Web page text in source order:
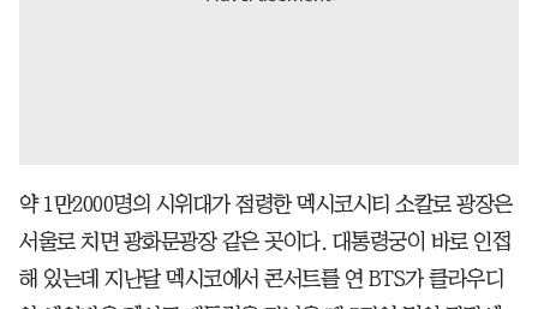
약 1만2000명의 시위대가 점령한 멕시코시티 소칼로 광장은
서울로 치면 광화문광장 같은 곳이다. 대통령궁이 바로 인접
해 있는데 지난달 멕시코에서 콘서트를 연 BTS가 클라우디